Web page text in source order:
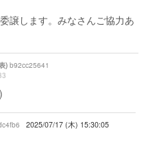
譲します。みなさんご協力あ
) b92cc25641
2025/07/17 (木) 15:30:05